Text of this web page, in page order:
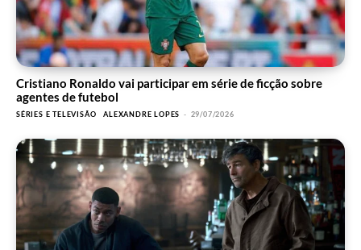
Cristiano Ronaldo vai participar em série de ficção sobre
agentes de futebol
SÉRIES E TELEVISÃO ALEXANDRE LOPES - 29/07/2026